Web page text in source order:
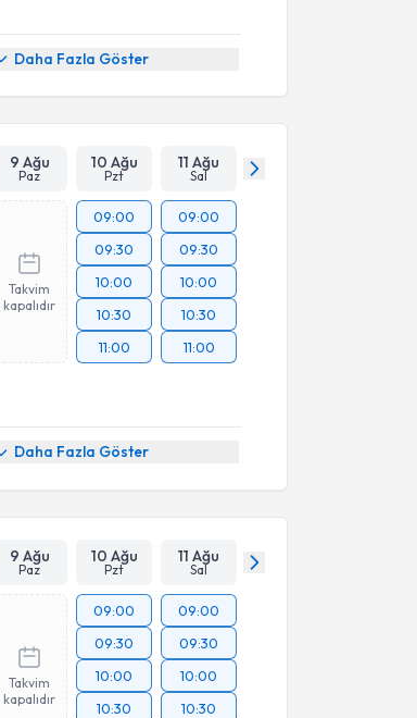
Daha Fazla Göster
9 Ağu
Paz
10 Ağu
Pzt
11 Ağu
Sal
Takvim
kapalıdır
09:00
09:30
10:00
10:30
11:00
09:00
09:30
10:00
10:30
11:00
Daha Fazla Göster
9 Ağu
Paz
10 Ağu
Pzt
11 Ağu
Sal
Takvim
kapalıdır
09:00
09:30
10:00
10:30
09:00
09:30
10:00
10:30